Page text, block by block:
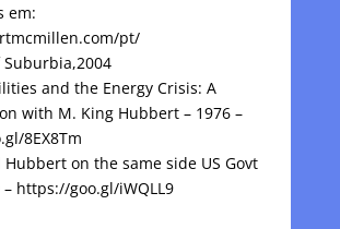
em:
pt/
Suburbia,2004
and the Energy Crisis: A
with M. King Hubbert – 1976 –
8EX8Tm
on the same side US Govt
https://goo.gl/iWQLL9